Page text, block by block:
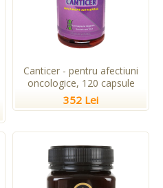
Canticer - pentru afectiuni
oncologice, 120 capsule
352 Lei